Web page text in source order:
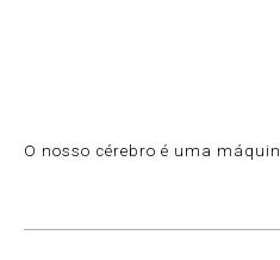
O nosso cérebro é uma